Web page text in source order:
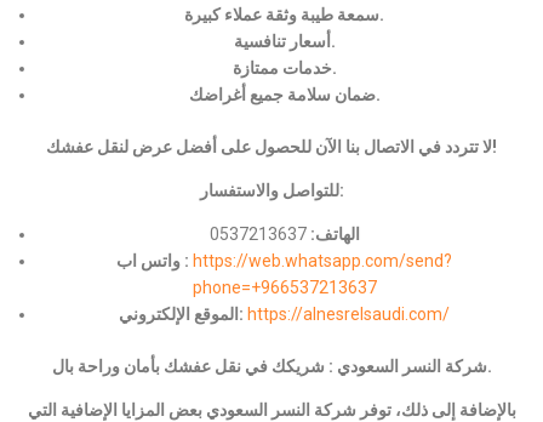
سمعة طيبة وثقة عملاء كبيرة.
أسعار تنافسية.
خدمات ممتازة.
ضمان سلامة جميع أغراضك.
لا تتردد في الاتصال بنا الآن للحصول على أفضل عرض لنقل عفشك!
للتواصل والاستفسار:
الهاتف: 0537213637
واتس اب : https://web.whatsapp.com/send?
phone=+966537213637
الموقع الإلكتروني: https://alnesrelsaudi.com/
شركة النسر السعودي : شريكك في نقل عفشك بأمان وراحة بال.
بالإضافة إلى ذلك، توفر شركة النسر السعودي بعض المزايا الإضافية التي